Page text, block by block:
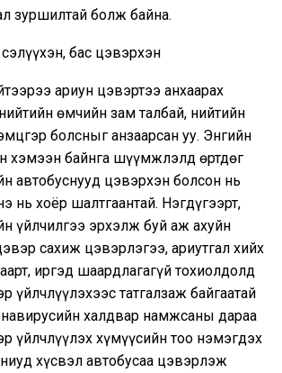
зуршилтай болж байна.
бас цэвэрхэн
ариун цэвэртээ анхаарах
өмчийн зам талбай, нийтийн
болсныг анзаарсан уу. Энгийн
хэмээн байнга шүүмжлэлд өртдөг
автобуснууд цэвэрхэн болсон нь
нь хоёр шалтгаантай. Нэгдүгээрт,
үйлчилгээ эрхэлж буй аж ахуйн
сахиж цэвэрлэгээ, ариутгал хийх
иргэд шаардлагагүй тохиолдолд
үйлчлүүлэхээс татгалзаж байгаатай
халдвар намжсаны дараа
үйлчлүүлэх хүмүүсийн тоо нэмэгдэх
хүсвэл автобусаа цэвэрлэж